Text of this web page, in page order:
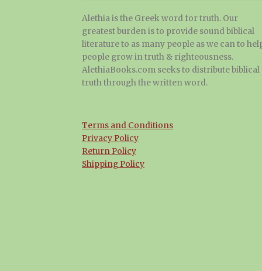
Alethia is the Greek word for truth. Our
greatest burden is to provide sound biblical
literature to as many people as we can to
people grow in truth & righteousness.
AlethiaBooks.com seeks to distribute biblical
truth through the written word.
Terms and Conditions
Privacy Policy
Return Policy
Shipping Policy